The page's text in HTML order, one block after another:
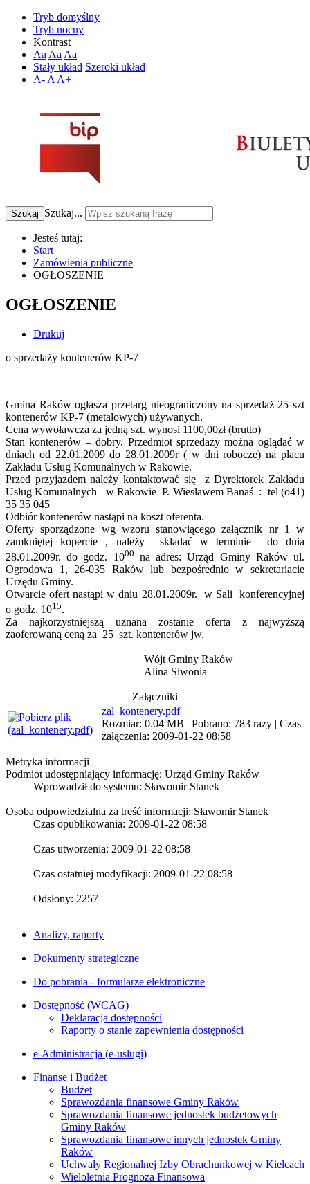
Tryb domyślny
Tryb nocny
Kontrast
Aa Aa Aa
Stały układ Szeroki układ
A- A A+
Szukaj Szukaj...
Jesteś tutaj:
Start
Zamówienia publiczne
OGŁOSZENIE
OGŁOSZENIE
Drukuj
o sprzedaży kontenerów KP-7
Gmina Raków ogłasza przetarg nieograniczony na sprzedaż 25 szt
kontenerów KP-7 (metalowych) używanych.
Cena wywoławcza za jedną szt. wynosi 1100,00zł (brutto)
Stan kontenerów – dobry. Przedmiot sprzedaży można oglądać w
dniach od 22.01.2009 do 28.01.2009r ( w dni robocze) na placu
Zakładu Usług Komunalnych w Rakowie.
Przed przyjazdem należy kontaktować się z Dyrektorek Zakładu
Usług Komunalnych w Rakowie P. Wiesławem Banaś : tel (o41)
35 35 045
Odbiór kontenerów nastąpi na koszt oferenta.
Oferty sporządzone wg wzoru stanowiącego załącznik nr 1 w
zamkniętej kopercie , należy składać w terminie do dnia
28.01.2009r. do godz. 1000 na adres: Urząd Gminy Raków ul.
Ogrodowa 1, 26-035 Raków lub bezpośrednio w sekretariacie
Urzędu Gminy.
Otwarcie ofert nastąpi w dniu 28.01.2009r. w Sali konferencyjnej
o godz. 1015.
Za najkorzystniejszą uznana zostanie oferta z najwyższą
zaoferowaną ceną za 25 szt. kontenerów jw.
Wójt Gminy Raków
Alina Siwonia
Załączniki
zal_kontenery.pdf
Rozmiar: 0.04 MB | Pobrano: 783 razy | Czas
załączenia: 2009-01-22 08:58
Metryka informacji
Podmiot udostępniający informację: Urząd Gminy Raków
Wprowadził do systemu: Sławomir Stanek
Osoba odpowiedzialna za treść informacji: Sławomir Stanek
Czas opublikowania: 2009-01-22 08:58
Czas utworzenia: 2009-01-22 08:58
Czas ostatniej modyfikacji: 2009-01-22 08:58
Odsłony: 2257
Analizy, raporty
Dokumenty strategiczne
Do pobrania - formularze elektroniczne
Dostępność (WCAG)
Deklaracja dostępności
Raporty o stanie zapewnienia dostępności
e-Administracja (e-usługi)
Finanse i Budżet
Budżet
Sprawozdania finansowe Gminy Raków
Sprawozdania finansowe jednostek budżetowych
Gminy Raków
Sprawozdania finansowe innych jednostek Gminy
Raków
Uchwały Regionalnej Izby Obrachunkowej w Kielcach
Wieloletnia Prognoza Finansowa